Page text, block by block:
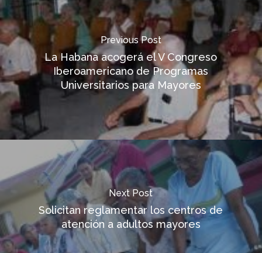
Previous Post
La Habana acogerá el V Congreso
Iberoamericano de Programas
Universitarios para Mayores
Next Post
Solicitan reglamentar los centros de
atención a adultos mayores